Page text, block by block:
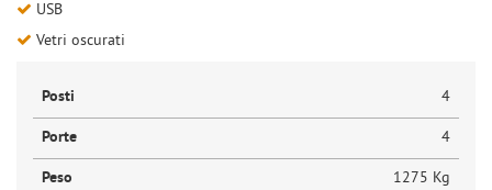
USB
Vetri oscurati
Posti 4
Porte 4
Peso 1275 Kg